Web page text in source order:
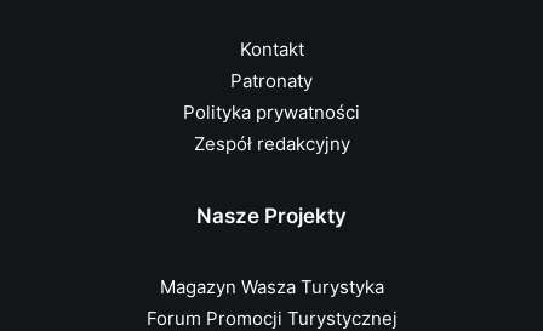
Kontakt
Patronaty
Polityka prywatności
Zespół redakcyjny
Nasze Projekty
Magazyn Wasza Turystyka
Forum Promocji Turystycznej